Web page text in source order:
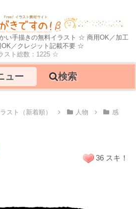
い手描きの無料イラスト ☆ 商用OK／加工
OK／クレジット記載不要 ☆
スト総数：1225 ☆
ュー 検索
スト（新着順） 人物
感
36 スキ！